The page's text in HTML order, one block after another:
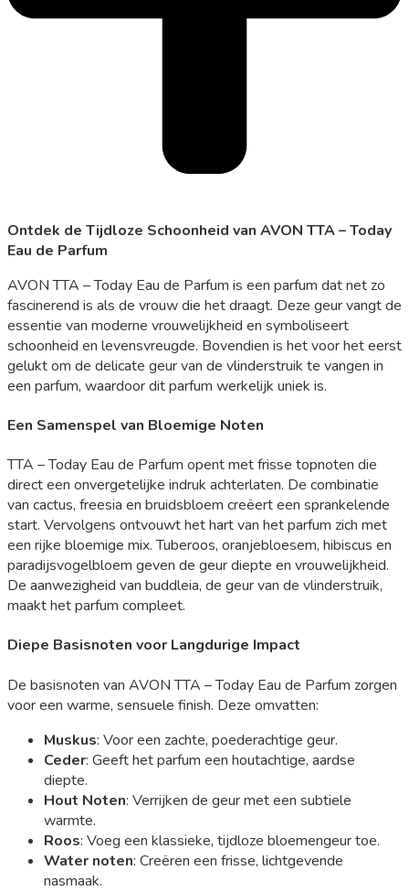
Ontdek de Tijdloze Schoonheid van AVON TTA – Today
Eau de Parfum
AVON TTA – Today Eau de Parfum is een parfum dat net zo
fascinerend is als de vrouw die het draagt. Deze geur vangt de
essentie van moderne vrouwelijkheid en symboliseert
schoonheid en levensvreugde. Bovendien is het voor het eerst
gelukt om de delicate geur van de vlinderstruik te vangen in
een parfum, waardoor dit parfum werkelijk uniek is.
Een Samenspel van Bloemige Noten
TTA – Today Eau de Parfum opent met frisse topnoten die
direct een onvergetelijke indruk achterlaten. De combinatie
van cactus, freesia en bruidsbloem creëert een sprankelende
start. Vervolgens ontvouwt het hart van het parfum zich met
een rijke bloemige mix. Tuberoos, oranjebloesem, hibiscus en
paradijsvogelbloem geven de geur diepte en vrouwelijkheid.
De aanwezigheid van buddleia, de geur van de vlinderstruik,
maakt het parfum compleet.
Diepe Basisnoten voor Langdurige Impact
De basisnoten van AVON TTA – Today Eau de Parfum zorgen
voor een warme, sensuele finish. Deze omvatten:
Muskus: Voor een zachte, poederachtige geur.
Ceder: Geeft het parfum een houtachtige, aardse
diepte.
Hout Noten: Verrijken de geur met een subtiele
warmte.
Roos: Voeg een klassieke, tijdloze bloemengeur toe.
Water noten: Creëren een frisse, lichtgevende
nasmaak.